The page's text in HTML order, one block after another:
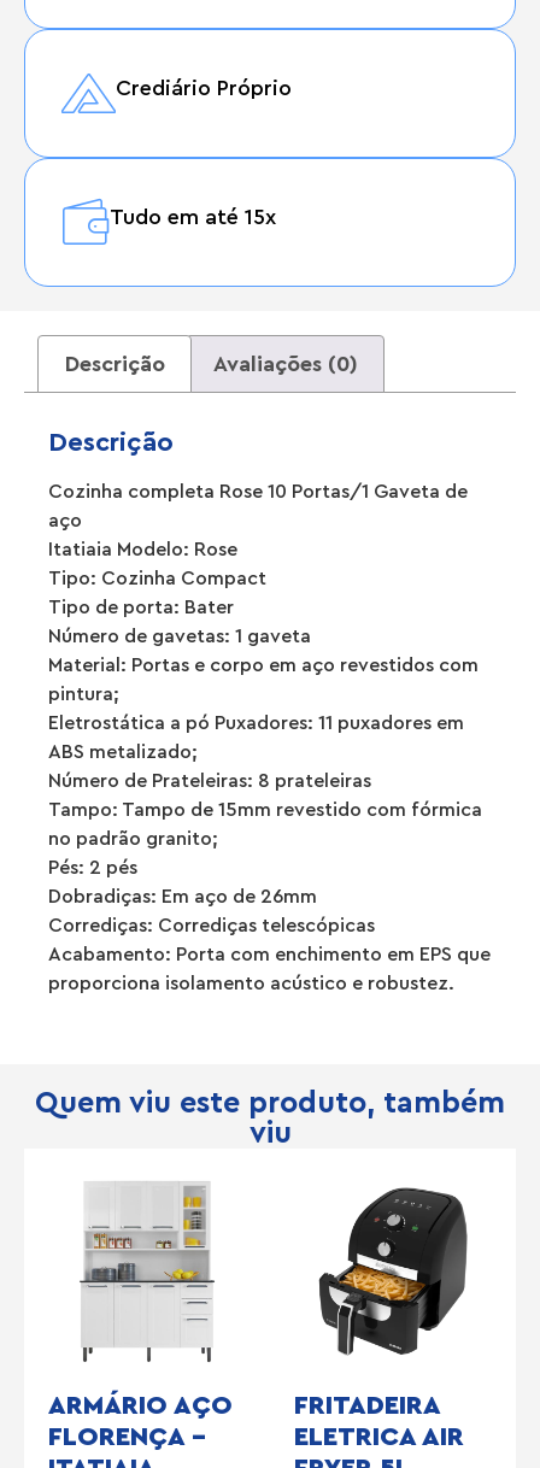
Crediário Próprio
Tudo em até 15x
Descrição Avaliações (0)
Descrição
Cozinha completa Rose 10 Portas/1 Gaveta de
aço
Itatiaia Modelo: Rose
Tipo: Cozinha Compact
Tipo de porta: Bater
Número de gavetas: 1 gaveta
Material: Portas e corpo em aço revestidos com
pintura;
Eletrostática a pó Puxadores: 11 puxadores em
ABS metalizado;
Número de Prateleiras: 8 prateleiras
Tampo: Tampo de 15mm revestido com fórmica
no padrão granito;
Pés: 2 pés
Dobradiças: Em aço de 26mm
Corrediças: Corrediças telescópicas
Acabamento: Porta com enchimento em EPS que
proporciona isolamento acústico e robustez.
Quem viu este produto, também
viu
ARMÁRIO AÇO
FLORENÇA –
FRITADEIRA
ELETRICA AIR